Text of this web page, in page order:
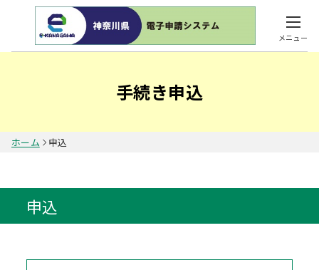
メニュー
手続き申込
ホーム 申込
申込